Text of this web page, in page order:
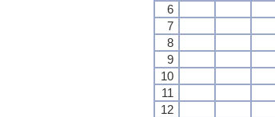
6
7
8
9
10
11
12